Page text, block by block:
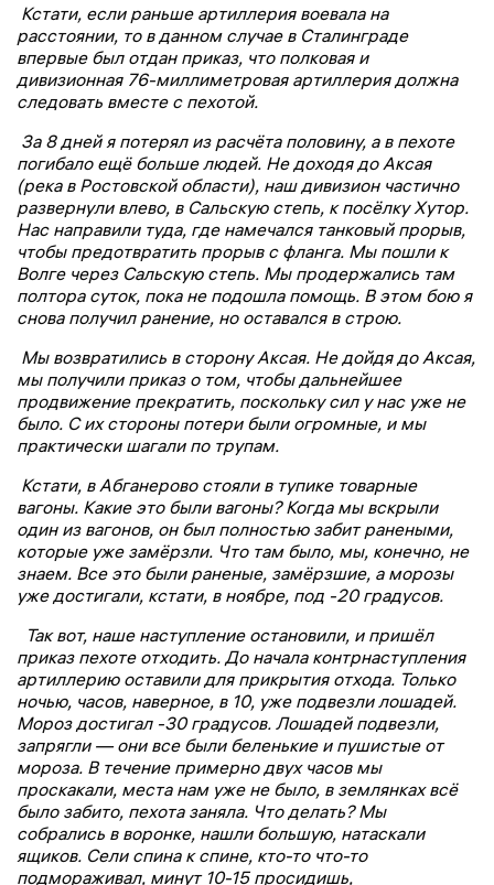
Кстати, если раньше артиллерия воевала на
расстоянии, то в данном случае в Сталинграде
впервые был отдан приказ, что полковая и
дивизионная 76-миллиметровая артиллерия должна
следовать вместе с пехотой.
За 8 дней я потерял из расчёта половину, а в пехоте
погибало ещё больше людей. Не доходя до Аксая
(река в Ростовской области), наш дивизион частично
развернули влево, в Сальскую степь, к посёлку Хутор.
Нас направили туда, где намечался танковый прорыв,
чтобы предотвратить прорыв с фланга. Мы пошли к
Волге через Сальскую степь. Мы продержались там
полтора суток, пока не подошла помощь. В этом бою я
снова получил ранение, но оставался в строю.
Мы возвратились в сторону Аксая. Не дойдя до Аксая,
мы получили приказ о том, чтобы дальнейшее
продвижение прекратить, поскольку сил у нас уже не
было. С их стороны потери были огромные, и мы
практически шагали по трупам.
Кстати, в Абганерово стояли в тупике товарные
вагоны. Какие это были вагоны? Когда мы вскрыли
один из вагонов, он был полностью забит ранеными,
которые уже замёрзли. Что там было, мы, конечно, не
знаем. Все это были раненые, замёрзшие, а морозы
уже достигали, кстати, в ноябре, под -20 градусов.
Так вот, наше наступление остановили, и пришёл
приказ пехоте отходить. До начала контрнаступления
артиллерию оставили для прикрытия отхода. Только
ночью, часов, наверное, в 10, уже подвезли лошадей.
Мороз достигал -30 градусов. Лошадей подвезли,
запрягли — они все были беленькие и пушистые от
мороза. В течение примерно двух часов мы
проскакали, места нам уже не было, в землянках всё
было забито, пехота заняла. Что делать? Мы
собрались в воронке, нашли большую, натаскали
ящиков. Сели спина к спине, кто-то что-то
подмораживал, минут 10-15 просидишь,